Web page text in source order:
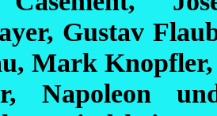
Gustav
Mark
Napoleon